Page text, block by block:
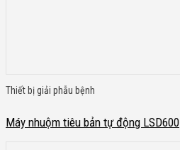
Thiết bị giải phẫu bệnh
Máy nhuộm tiêu bản tự động LSD600